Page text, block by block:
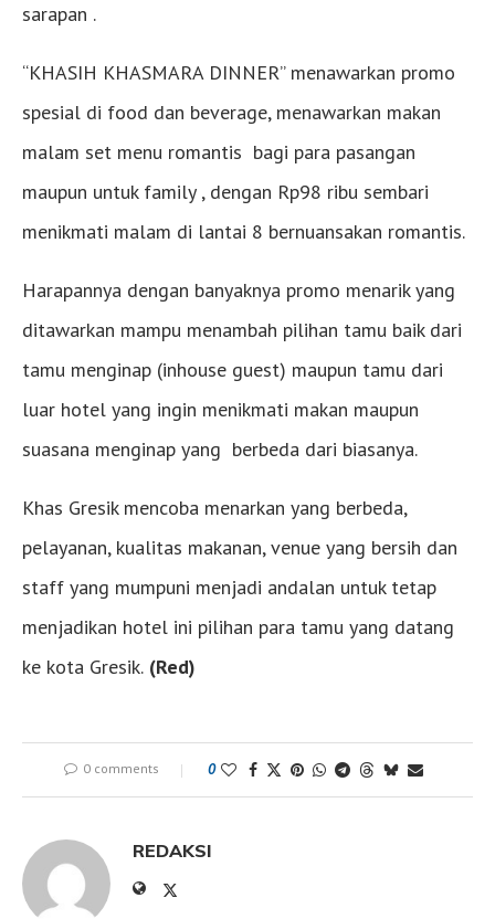
sarapan .
“KHASIH KHASMARA DINNER” menawarkan promo
spesial di food dan beverage, menawarkan makan
malam set menu romantis bagi para pasangan
maupun untuk family , dengan Rp98 ribu sembari
menikmati malam di lantai 8 bernuansakan romantis.
Harapannya dengan banyaknya promo menarik yang
ditawarkan mampu menambah pilihan tamu baik dari
tamu menginap (inhouse guest) maupun tamu dari
luar hotel yang ingin menikmati makan maupun
suasana menginap yang berbeda dari biasanya.
Khas Gresik mencoba menarkan yang berbeda,
pelayanan, kualitas makanan, venue yang bersih dan
staff yang mumpuni menjadi andalan untuk tetap
menjadikan hotel ini pilihan para tamu yang datang
ke kota Gresik. (Red)
0 comments 0
REDAKSI